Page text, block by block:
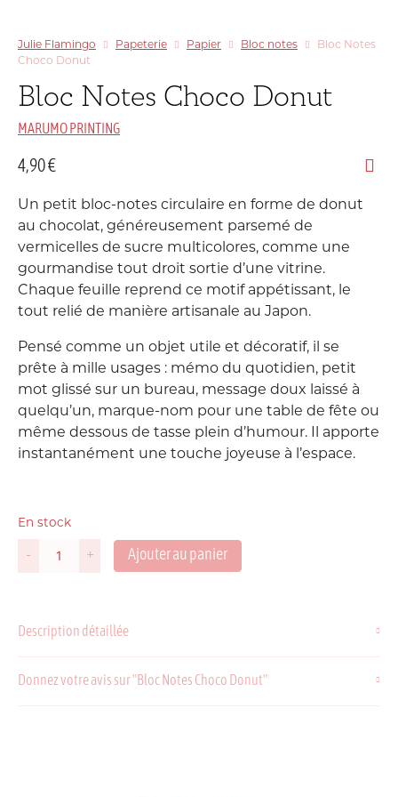
Julie Flamingo Papeterie Papier Bloc notes
Bloc Notes
Choco Donut
Bloc Notes Choco Donut
MARUMO PRINTING
4,90€
Un petit bloc-notes circulaire en forme de donut
au chocolat, généreusement parsemé de
vermicelles de sucre multicolores, comme une
gourmandise tout droit sortie d’une vitrine.
Chaque feuille reprend ce motif appétissant, le
tout relié de manière artisanale au Japon.
Pensé comme un objet utile et décoratif, il se
prête à mille usages : mémo du quotidien, petit
mot glissé sur un bureau, message doux laissé à
quelqu’un, marque-nom pour une table de fête ou
même dessous de tasse plein d’humour. Il apporte
instantanément une touche joyeuse à l’espace.
En stock
-
quantité
Choco
+ Ajouter au panier
Description détaillée
Donnez votre avis sur "Bloc Notes Choco Donut"